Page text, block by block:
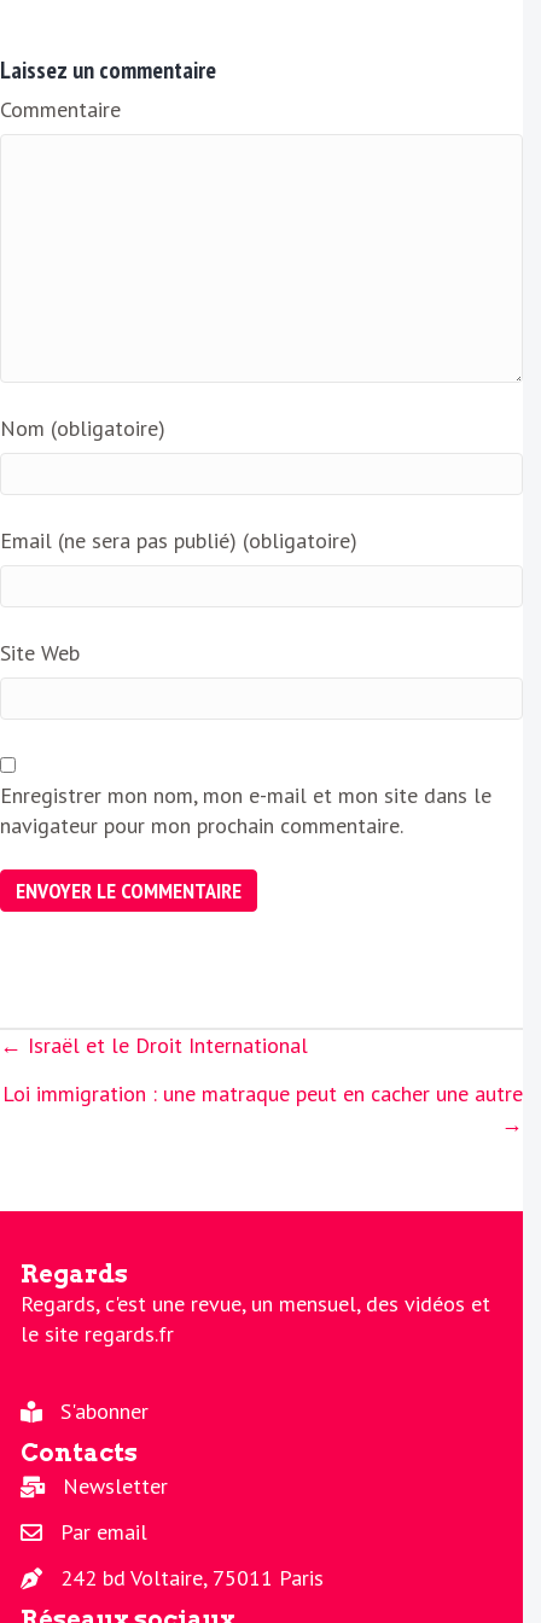
i
l
Laissez un commentaire
Commentaire
Nom (obligatoire)
Email (ne sera pas publié) (obligatoire)
Site Web
Enregistrer mon nom, mon e-mail et mon site dans le
navigateur pour mon prochain commentaire.
Posts
← Israël et le Droit International
Loi immigration : une matraque peut en cacher une autre
→
Regards
Regards, c'est une revue, un mensuel, des vidéos et
le site regards.fr
S'abonner
Contacts
Newsletter
Par email
242 bd Voltaire, 75011 Paris